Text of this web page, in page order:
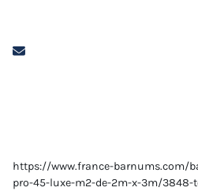
https://www.france-
pro-45-luxe-m2-de-2m-x-3m/